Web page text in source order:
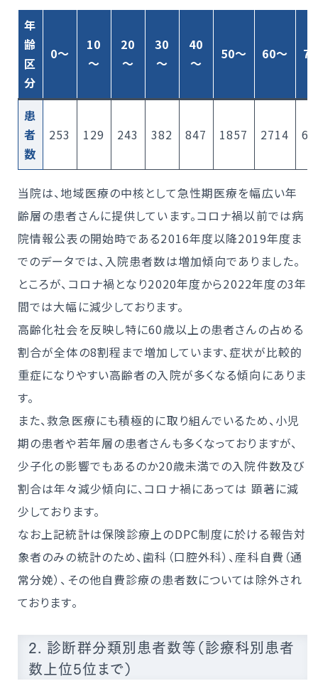
年
齢
区
分
0～
10
～
20
～
30
～
40
～
50～ 60～
患
者
数
253 129 243 382 847 1857 2714
当院は、地域医療の中核として急性期医療を幅広い年
齢層の患者さんに提供しています。コロナ禍以前では病
院情報公表の開始時である2016年度以降2019年度ま
でのデータでは、入院患者数は増加傾向でありました。
ところが、コロナ禍となり2020年度から2022年度の3年
間では大幅に減少しております。
高齢化社会を反映し特に60歳以上の患者さんの占める
割合が全体の8割程まで増加しています、症状が比較的
重症になりやすい高齢者の入院が多くなる傾向にありま
す。
また、救急医療にも積極的に取り組んでいるため、小児
期の患者や若年層の患者さんも多くなっておりますが、
少子化の影響でもあるのか20歳未満での入院件数及び
割合は年々減少傾向に、コロナ禍にあっては 顕著に減
少しております。
なお上記統計は保険診療上のDPC制度に於ける報告対
象者のみの統計のため、歯科（口腔外科）、産科自費（通
常分娩）、その他自費診療の患者数については除外され
ております。
2. 診断群分類別患者数等（診療科別患者
数上位5位まで）